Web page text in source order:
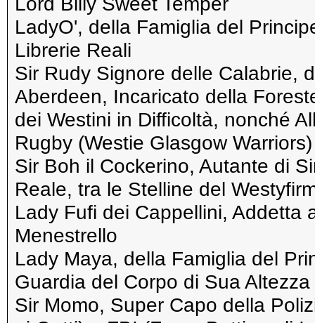
LadyO', della Famiglia del
Librerie Reali
Sir Rudy Signore delle Calabrie,
Aberdeen, Incaricato della
dei Westini in Difficoltà, nonché
Rugby (Westie Glasgow Warriors)
Sir Boh il Cockerino, Autante di
Reale, tra le Stelline del
Lady Fufi dei Cappellini, Addetta
Menestrello
Lady Maya, della Famiglia del
Guardia del Corpo di Sua
Sir Momo, Super Capo della